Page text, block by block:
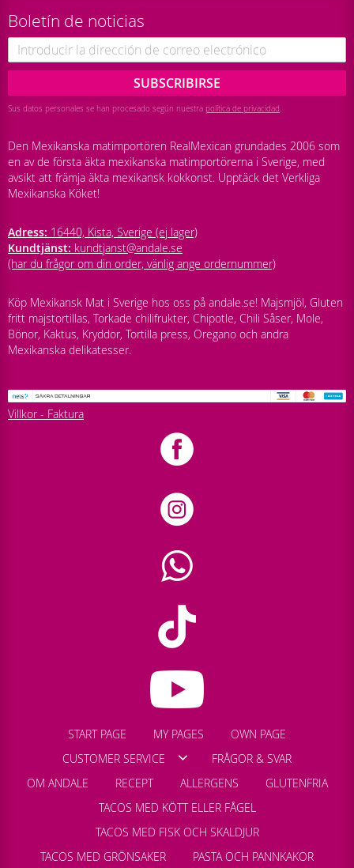
Boletín de noticias
SUBSCRIBIRSE
Sus datos personales se han procesado según nuestra política de privacidad.
Den Mexikanska matimportören RealMexican grundades 2006 som
en av de första äkta mexikanska matimportörerna i Sverige, med
avsikt att främja äkta mexikansk kokkonst. Upptäck det Verkliga
Mexikanska Köket!
Adress: 16440, Kista, Sverige (ej lager)
Kundtjänst: kundtjanst@andale.se
(har du frågor om din order, vänlig ange ordernummer)
Köp Mexikansk Mat i Sverige hos oss på andale.se! Majsmjöl, Gluten
fritt majstortillas, Torkade chilifrukter, Chipotle, Chili Såser, Mole,
Bönor, Kaktus, Kryddor, Tortilla press, Oregano och andra
Mexikanska delikatesser.
Villkor - Faktura
START PAGE MY PAGES
OWN PAGE
CUSTOMER SERVICE
FRÅGOR & SVAR
OM ANDALE
RECEPT ALLERGENS
GLUTENFRIA
TACOS MED KÖTT ELLER FÅGEL
TACOS MED FISK OCH SKALDJUR
TACOS MED GRÖNSAKER
PASTA OCH PANNKAKOR